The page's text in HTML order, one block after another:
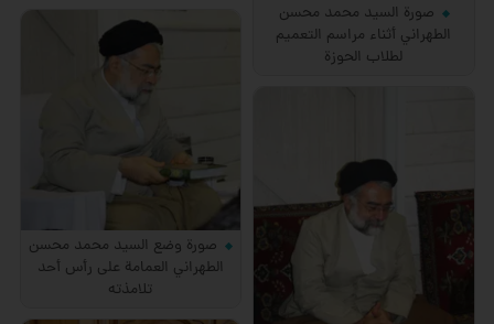
صورة السيد محمد محسن
الطهراني أثناء مراسم التعميم
لطلاب الحوزة
صورة وضع السيد محمد محسن
الطهراني العمامة على رأس أحد
تلامذته